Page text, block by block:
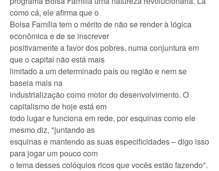
como cá, ele afirma que o
Bolsa Família tem o mérito de não se render à lógica
econômica e de se inscrever
positivamente a favor dos pobres, numa conjuntura em
que o capital não está mais
limitado a um determinado país ou região e nem se
baseia mais na
industrialização como motor do desenvolvimento. O
capitalismo de hoje está em
todo lugar e funciona em rede, por esquinas como ele
mesmo diz, "juntando as
esquinas e mantendo as suas especificidades – digo isso
para jogar um pouco com
o tema desses colóquios ricos que vocês estão fazendo".